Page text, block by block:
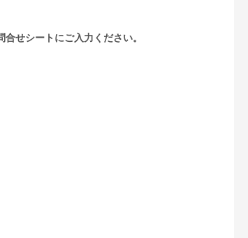
合せシートにご入力ください。